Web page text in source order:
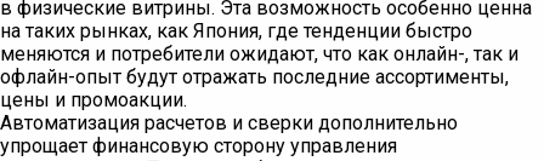
в физические витрины. Эта возможность особенно ценна
на таких рынках, как Япония, где тенденции быстро
меняются и потребители ожидают, что как онлайн-, так и
офлайн-опыт будут отражать последние ассортименты,
цены и промоакции.
Автоматизация расчетов и сверки дополнительно
упрощает финансовую сторону управления